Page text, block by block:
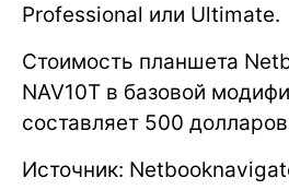
Professional или Ultimate.
Стоимость планшета
NAV10T в базовой
составляет 500
Источник: